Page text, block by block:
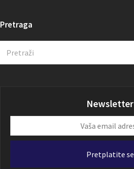
Pretraga
Newsletter
email
Pretplatite se